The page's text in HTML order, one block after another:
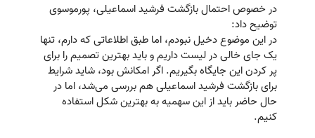
در خصوص احتمال بازگشت فرشید اسماعیلی، پورموسوی
توضیح داد:
در این موضوع دخیل نبودم، اما طبق اطلاعاتی که دارم، تنها
یک جای خالی در لیست داریم و باید بهترین تصمیم را برای
پر کردن این جایگاه بگیریم. اگر امکانش بود، شاید شرایط
برای بازگشت فرشید اسماعیلی هم بررسی می‌شد، اما در
حال حاضر باید از این سهمیه به بهترین شکل استفاده
کنیم.